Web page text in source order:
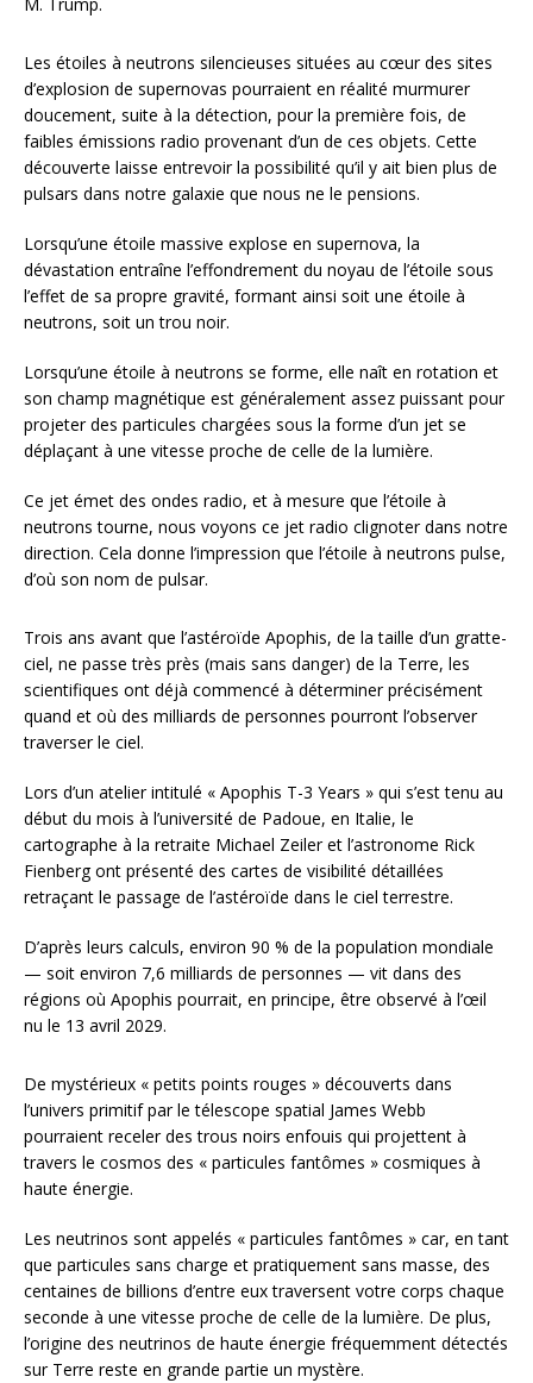
M. Trump.
Les étoiles à neutrons silencieuses situées au cœur des sites
d’explosion de supernovas pourraient en réalité murmurer
doucement, suite à la détection, pour la première fois, de
faibles émissions radio provenant d’un de ces objets. Cette
découverte laisse entrevoir la possibilité qu’il y ait bien plus de
pulsars dans notre galaxie que nous ne le pensions.
Lorsqu’une étoile massive explose en supernova, la
dévastation entraîne l’effondrement du noyau de l’étoile sous
l’effet de sa propre gravité, formant ainsi soit une étoile à
neutrons, soit un trou noir.
Lorsqu’une étoile à neutrons se forme, elle naît en rotation et
son champ magnétique est généralement assez puissant pour
projeter des particules chargées sous la forme d’un jet se
déplaçant à une vitesse proche de celle de la lumière.
Ce jet émet des ondes radio, et à mesure que l’étoile à
neutrons tourne, nous voyons ce jet radio clignoter dans notre
direction. Cela donne l’impression que l’étoile à neutrons pulse,
d’où son nom de pulsar.
Trois ans avant que l’astéroïde Apophis, de la taille d’un gratte-
ciel, ne passe très près (mais sans danger) de la Terre, les
scientifiques ont déjà commencé à déterminer précisément
quand et où des milliards de personnes pourront l’observer
traverser le ciel.
Lors d’un atelier intitulé « Apophis T-3 Years » qui s’est tenu au
début du mois à l’université de Padoue, en Italie, le
cartographe à la retraite Michael Zeiler et l’astronome Rick
Fienberg ont présenté des cartes de visibilité détaillées
retraçant le passage de l’astéroïde dans le ciel terrestre.
D’après leurs calculs, environ 90 % de la population mondiale
— soit environ 7,6 milliards de personnes — vit dans des
régions où Apophis pourrait, en principe, être observé à l’œil
nu le 13 avril 2029.
De mystérieux « petits points rouges » découverts dans
l’univers primitif par le télescope spatial James Webb
pourraient receler des trous noirs enfouis qui projettent à
travers le cosmos des « particules fantômes » cosmiques à
haute énergie.
Les neutrinos sont appelés « particules fantômes » car, en tant
que particules sans charge et pratiquement sans masse, des
centaines de billions d’entre eux traversent votre corps chaque
seconde à une vitesse proche de celle de la lumière. De plus,
l’origine des neutrinos de haute énergie fréquemment détectés
sur Terre reste en grande partie un mystère.